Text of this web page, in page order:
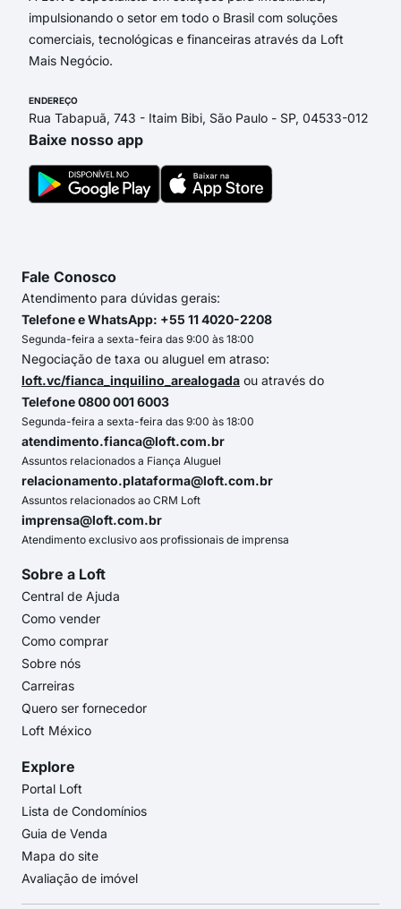
impulsionando o setor em todo o Brasil com soluções
comerciais, tecnológicas e financeiras através da Loft
Mais Negócio.
ENDEREÇO
Rua Tabapuã, 743 - Itaim Bibi, São Paulo - SP, 04533-012
Baixe nosso app
Fale Conosco
Atendimento para dúvidas gerais:
Telefone e WhatsApp: +55 11 4020-2208
Segunda-feira a sexta-feira das 9:00 às 18:00
Negociação de taxa ou aluguel em atraso:
loft.vc/fianca_inquilino_arealogada ou através do
Telefone 0800 001 6003
Segunda-feira a sexta-feira das 9:00 às 18:00
atendimento.fianca@loft.com.br
Assuntos relacionados a Fiança Aluguel
relacionamento.plataforma@loft.com.br
Assuntos relacionados ao CRM Loft
imprensa@loft.com.br
Atendimento exclusivo aos profissionais de imprensa
Sobre a Loft
Central de Ajuda
Como vender
Como comprar
Sobre nós
Carreiras
Quero ser fornecedor
Loft México
Explore
Portal Loft
Lista de Condomínios
Guia de Venda
Mapa do site
Avaliação de imóvel